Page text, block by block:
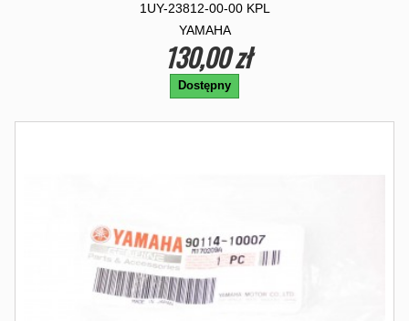
1UY-23812-00-00 KPL
YAMAHA
130,00 zł
Dostępny